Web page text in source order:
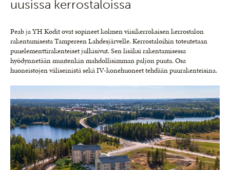
uusissa kerrostaloissa
Peab ja YH Kodit ovat sopineet kolmen viisikerroksisen kerrostalon
rakentamisesta Tampereen Lahdesjärvelle. Kerrostaloihin toteutetaan
puuelementtirakenteiset julkisivut. Sen lisäksi rakentamisessa
hyödynnetään muutenkin mahdollisimman paljon puuta. Osa
huoneistojen väliseinistä sekä IV-konehuoneet tehdään puurakenteisina.